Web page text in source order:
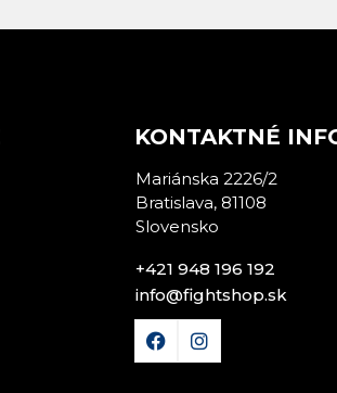
KONTAKTNÉ
Mariánska 2226/2
Bratislava, 81108
Slovensko
+421 948 196 192
info@fightshop.sk